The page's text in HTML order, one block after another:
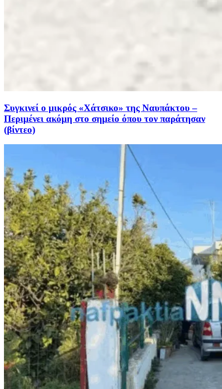
Συγκινεί ο μικρός «Χάτσικο» της Ναυπάκτου –
Περιμένει ακόμη στο σημείο όπου τον παράτησαν
(βίντεο)